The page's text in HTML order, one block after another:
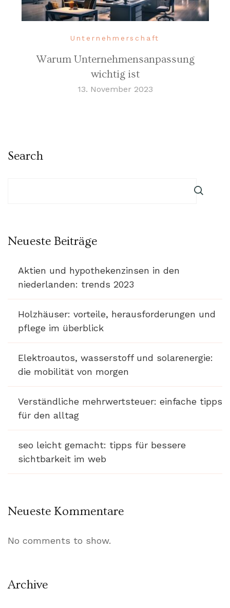
Unternehmerschaft
Warum Unternehmensanpassung
wichtig ist
13. November 2023
Search
Neueste Beiträge
Aktien und hypothekenzinsen in den
niederlanden: trends 2023
Holzhäuser: vorteile, herausforderungen und
pflege im überblick
Elektroautos, wasserstoff und solarenergie:
die mobilität von morgen
Verständliche mehrwertsteuer: einfache tipps
für den alltag
seo leicht gemacht: tipps für bessere
sichtbarkeit im web
Neueste Kommentare
No comments to show.
Archive